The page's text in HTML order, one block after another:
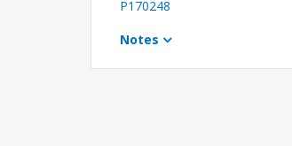
P170248
Notes